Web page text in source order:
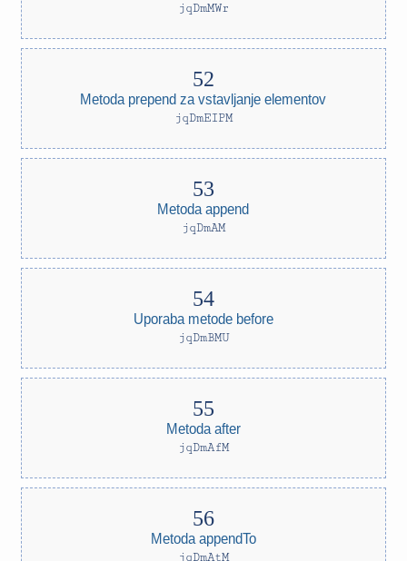
jqDmMWr
Metoda prepend za vstavljanje elementov
jqDmEIPM
Metoda append
jqDmAM
Uporaba metode before
jqDmBMU
Metoda after
jqDmAfM
Metoda appendTo
jqDmAtM